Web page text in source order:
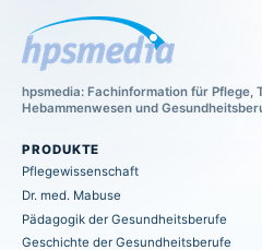
hpsmedia: Fachinformation für Pflege,
Hebammenwesen und
PRODUKTE
Pflegewissenschaft
Dr. med. Mabuse
Pädagogik der Gesundheitsberufe
Geschichte der Gesundheitsberufe